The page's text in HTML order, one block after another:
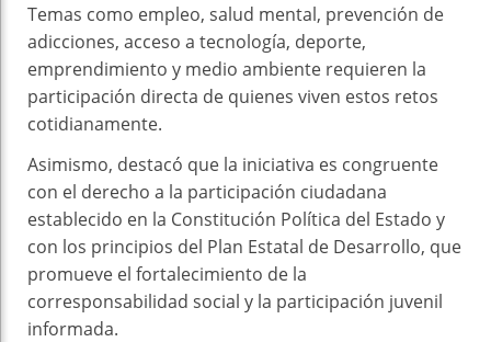
Temas como empleo, salud mental, prevención de
adicciones, acceso a tecnología, deporte,
emprendimiento y medio ambiente requieren la
participación directa de quienes viven estos retos
cotidianamente.
Asimismo, destacó que la iniciativa es congruente
con el derecho a la participación ciudadana
establecido en la Constitución Política del Estado y
con los principios del Plan Estatal de Desarrollo, que
promueve el fortalecimiento de la
corresponsabilidad social y la participación juvenil
informada.